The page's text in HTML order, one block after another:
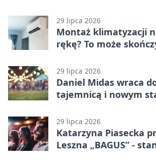
29 lipca 2026
Montaż klimatyzacji
rękę? To może
29 lipca 2026
Daniel Midas wraca
tajemnicą i nowym
29 lipca 2026
Katarzyna Piasecka
Leszna „BAGUS” -